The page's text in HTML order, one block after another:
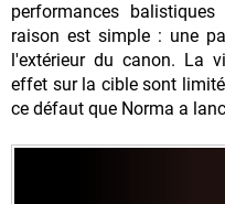
performances
raison est simple : une
l'extérieur du canon. La
effet sur la cible sont
ce défaut que Norma a